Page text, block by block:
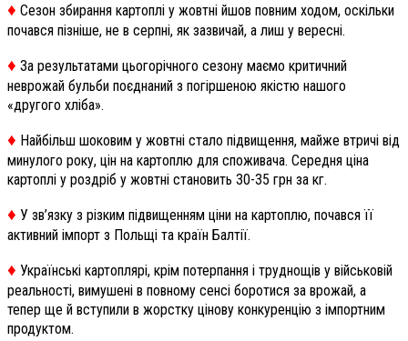
♦️ Сезон збирання картоплі у жовтні йшов повним ходом, оскільки
почався пізніше, не в серпні, як зазвичай, а лиш у вересні.
♦️ За результатами цьогорічного сезону маємо критичний
неврожай бульби поєднаний з погіршеною якістю нашого
«другого хліба».
♦️ Найбільш шоковим у жовтні стало підвищення, майже втричі від
минулого року, цін на картоплю для споживача. Середня ціна
картоплі у роздріб у жовтні становить 30-35 грн за кг.
♦️ У зв’язку з різким підвищенням ціни на картоплю, почався її
активний імпорт з Польщі та країн Балтії.
♦️ Українські картоплярі, крім потерпання і труднощів у військовій
реальності, вимушені в повному сенсі боротися за врожай, а
тепер ще й вступили в жорстку цінову конкуренцію з імпортним
продуктом.